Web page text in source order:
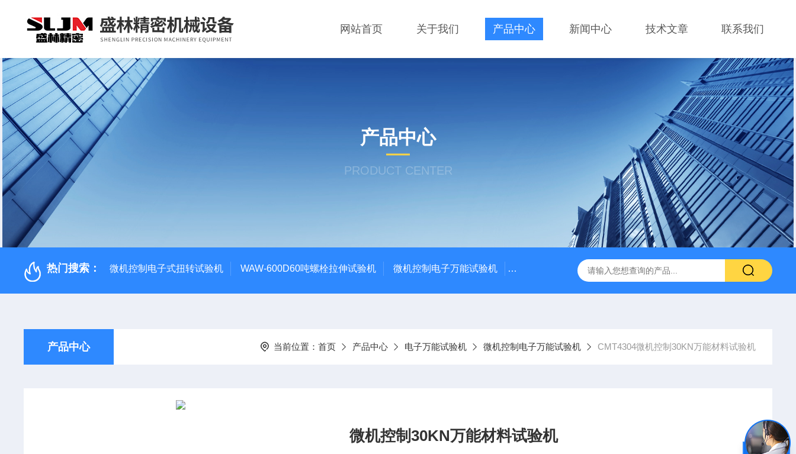
网站首页 关于我们 产品中心 新闻中心 技术文章 联系我们
产品中心
PRODUCT CENTER
热门搜索： 微机控制电子式扭转试验机 WAW-600D60吨螺栓拉伸试验机 微机控制电子万能试验机 盛林碳硫高速分析仪 CMT4504盛林5吨万能拉力试验机
产品中心 当前位置： 首页 产品中心 电子万能试验机 微机控制电子万能试验机 CMT4304微机控制30KN万能材料试验机
微机控制30KN万能材料试验机